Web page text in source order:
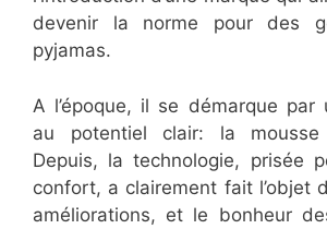
devenir la norme pour des
pyjamas.
A l’époque, il se démarque par
au potentiel clair: la mousse
Depuis, la technologie, prisée
confort, a clairement fait l’objet
améliorations, et le bonheur